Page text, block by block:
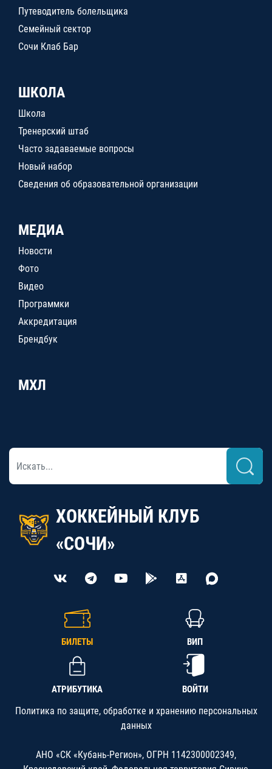
Путеводитель болельщика
Семейный сектор
Сочи Клаб Бар
ШКОЛА
Школа
Тренерский штаб
Часто задаваемые вопросы
Новый набор
Сведения об образовательной организации
МЕДИА
Новости
Фото
Видео
Программки
Аккредитация
Брендбук
МХЛ
ХОККЕЙНЫЙ КЛУБ
«СОЧИ»
БИЛЕТЫ ВИП
АТРИБУТИКА ВОЙТИ
Политика по защите, обработке и хранению персональных
данных
АНО «СК «Кубань-Регион», ОГРН 1142300002349,